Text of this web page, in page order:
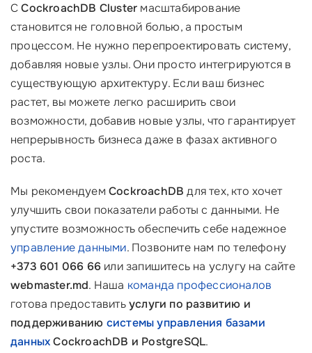
СCockroachDB Cluster масштабирование
становится не головной болью, а простым
процессом. Не нужно перепроектировать систему,
добавляя новые узлы. Они просто интегрируются в
существующую архитектуру. Если ваш бизнес
растет, вы можете легко расширить свои
возможности, добавив новые узлы, что гарантирует
непрерывность бизнеса даже в фазах активного
роста.
Мы рекомендуем CockroachDB для тех, кто хочет
улучшить свои показатели работы с данными. Не
упустите возможность обеспечить себе надежное
управление данными. Позвоните нам по телефону
+373 601 066 66 или запишитесь на услугу на сайте
webmaster.md. Наша команда профессионалов
готова предоставитьуслуги по развитию и
поддерживанию системы управления базами
данныхCockroachDB и PostgreSQL.